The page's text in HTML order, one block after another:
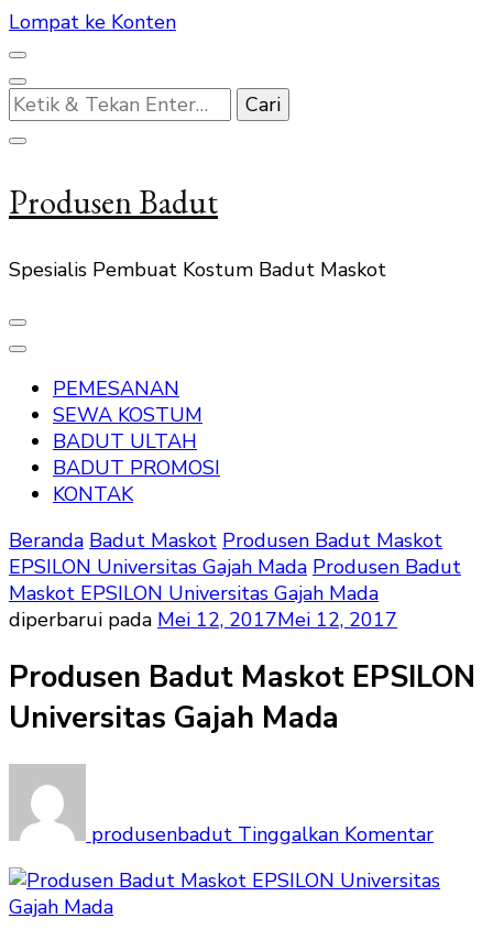
Lompat ke Konten
Mencari
Sesuatu?
Produsen Badut
Spesialis Pembuat Kostum Badut Maskot
PEMESANAN
SEWA KOSTUM
BADUT ULTAH
BADUT PROMOSI
KONTAK
Beranda Badut Maskot Produsen Badut Maskot
EPSILON Universitas Gajah Mada Produsen Badut
Maskot EPSILON Universitas Gajah Mada
diperbarui pada Mei 12, 2017Mei 12, 2017
Produsen Badut Maskot EPSILON
Universitas Gajah Mada
produsenbadut Tinggalkan KomentarBadut